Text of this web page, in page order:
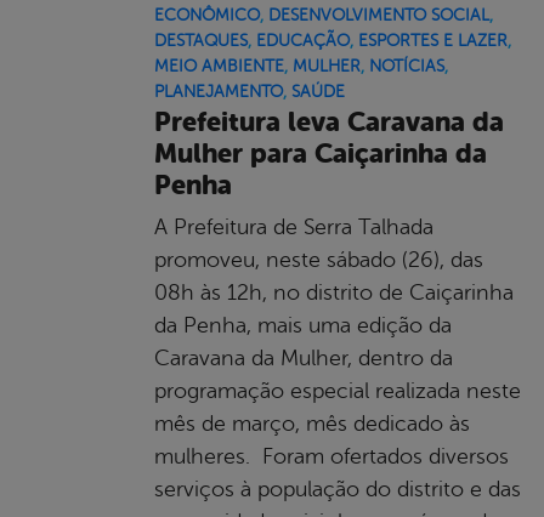
ECONÔMICO, DESENVOLVIMENTO SOCIAL,
DESTAQUES, EDUCAÇÃO, ESPORTES E LAZER,
MEIO AMBIENTE, MULHER, NOTÍCIAS,
PLANEJAMENTO, SAÚDE
Prefeitura leva Caravana da
Mulher para Caiçarinha da
Penha
A Prefeitura de Serra Talhada
promoveu, neste sábado (26), das
08h às 12h, no distrito de Caiçarinha
da Penha, mais uma edição da
Caravana da Mulher, dentro da
programação especial realizada neste
mês de março, mês dedicado às
mulheres. Foram ofertados diversos
serviços à população do distrito e das